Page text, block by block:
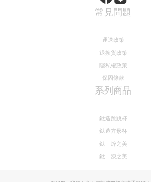
常見問題
運送政策
退換貨政策
隱私權政策
保固條款
系列商品
鈦造跳跳杯
鈦造方形杯
鈦｜焠之美
鈦｜漆之美